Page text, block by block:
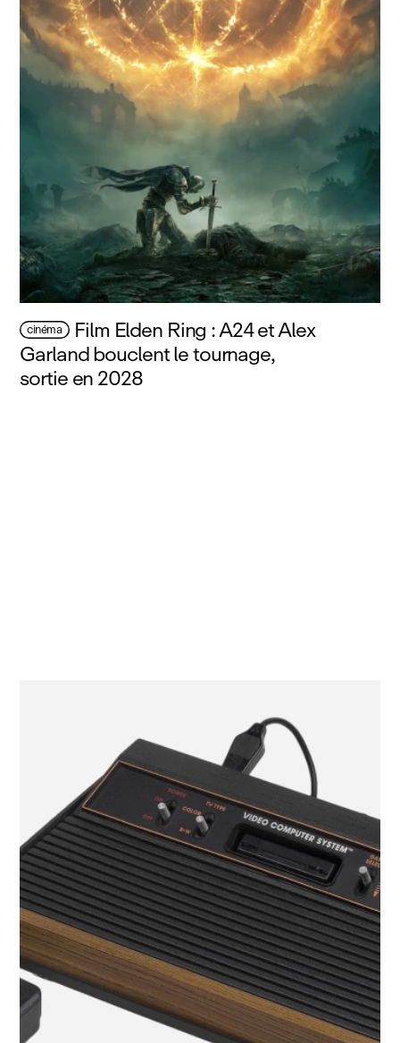
cinéma Film Elden Ring : A24 et Alex
Garland bouclent le tournage,
sortie en 2028